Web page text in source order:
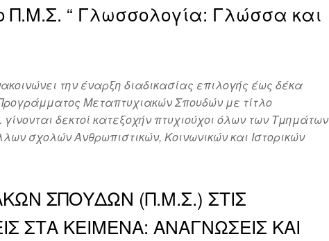
Π.Μ.Σ. “ Γλωσσολογία: Γλώσσα και
την έναρξη διαδικασίας επιλογής έως δέκα
Μεταπτυχιακών Σπουδών με τίτλο
δεκτοί κατεξοχήν πτυχιούχοι όλων των Τμημάτων
σχολών Ανθρωπιστικών, Κοινωνικών και Ιστορικών
ΣΠΟΥΔΩΝ (Π.Μ.Σ.) ΣΤΙΣ
ΣΤΑ ΚΕΙΜΕΝΑ: ΑΝΑΓΝΩΣΕΙΣ ΚΑΙ